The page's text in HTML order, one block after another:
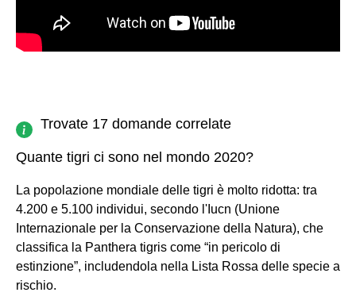
Trovate 17 domande correlate
Quante tigri ci sono nel mondo 2020?
La popolazione mondiale delle tigri è molto ridotta: tra
4.200 e 5.100 individui, secondo l'Iucn (Unione
Internazionale per la Conservazione della Natura), che
classifica la Panthera tigris come “in pericolo di
estinzione”, includendola nella Lista Rossa delle specie a
rischio.